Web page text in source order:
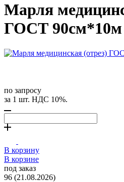
Марля
ГОСТ 90см*10м
по запросу
за 1 шт. НДС 10%.
В корзину
В корзине
под заказ
96 (21.08.2026)